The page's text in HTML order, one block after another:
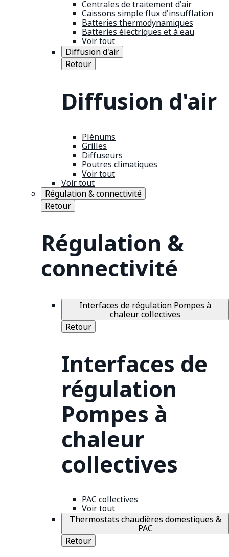
Centrales de traitement d'air
Caissons simple flux d'insufflation
Batteries thermodynamiques
Batteries électriques et à eau
Voir tout
Diffusion d'air
Retour
Diffusion d'air
Plénums
Grilles
Diffuseurs
Poutres climatiques
Voir tout
Voir tout
Régulation & connectivité
Retour
Régulation &
connectivité
Interfaces de régulation Pompes à
chaleur collectives
Retour
Interfaces de
régulation
Pompes à
chaleur
collectives
PAC collectives
Voir tout
Thermostats chaudières domestiques &
PAC
Retour